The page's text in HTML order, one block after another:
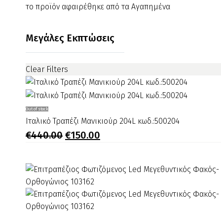
το προϊόν αφαιρέθηκε από τα Αγαπημένα
Μεγάλες Εκπτώσεις
Clear Filters
Ιταλικό
Τραπέζι
Μανικιούρ
Out of stock
Ιταλικό Τραπέζι Μανικιούρ 204L κωδ.:500204
€440.00 Original
€440.00.
€150.00
είναι:
€150.00.